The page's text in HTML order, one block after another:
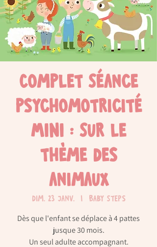
Complet Séance
psychomotricité
MINI : Sur le
thème des
animaux
dim. 23 janv.
  |
Baby Steps
Dès que l'enfant se déplace à 4 pattes
jusque 30 mois.
Un seul adulte accompagnant.